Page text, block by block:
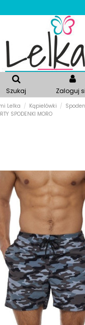
Szukaj Zaloguj
Lelka Kąpielówki
SPODENKI MORO